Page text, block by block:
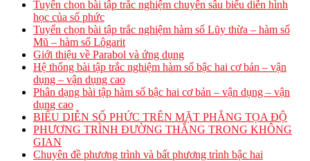
Tuyển chọn bài tập trắc nghiệm chuyên sâu biểu diễn hình
học của số phức
Tuyển chọn bài tập trắc nghiệm hàm số Lũy thừa – hàm số
Mũ – hàm số Lôgarit
Giới thiệu về Parabol và ứng dụng
Hệ thống bài tập trắc nghiệm hàm số bậc hai cơ bản – vận
dụng – vận dụng cao
Phân dạng bài tập hàm số bậc hai cơ bản – vận dụng – vận
dụng cao
BIỂU DIỄN SỐ PHỨC TRÊN MẶT PHẲNG TỌA ĐỘ
PHƯƠNG TRÌNH ĐƯỜNG THẲNG TRONG KHÔNG
GIAN
Chuyên đề phương trình và bất phương trình bậc hai